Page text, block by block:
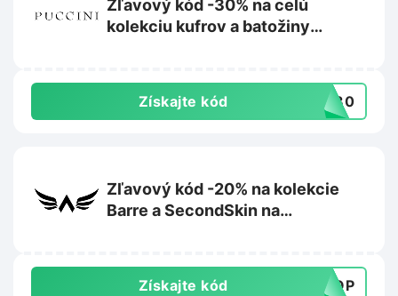
Zľavový kód -30% na celú
kolekciu kufrov a batožiny
Získajte kód AR30
Zľavový kód -20% na kolekcie
Barre a SecondSkin na
Získajte kód DROP